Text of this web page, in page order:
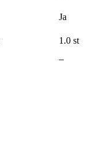
Ja
1.0 st
–